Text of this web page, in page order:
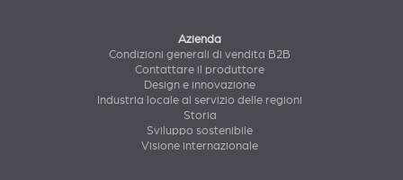
Azienda
Condizioni generali di vendita B2B
Contattare il produttore
Design e innovazione
Industria locale al servizio delle regioni
Storia
Sviluppo sostenibile
Visione internazionale